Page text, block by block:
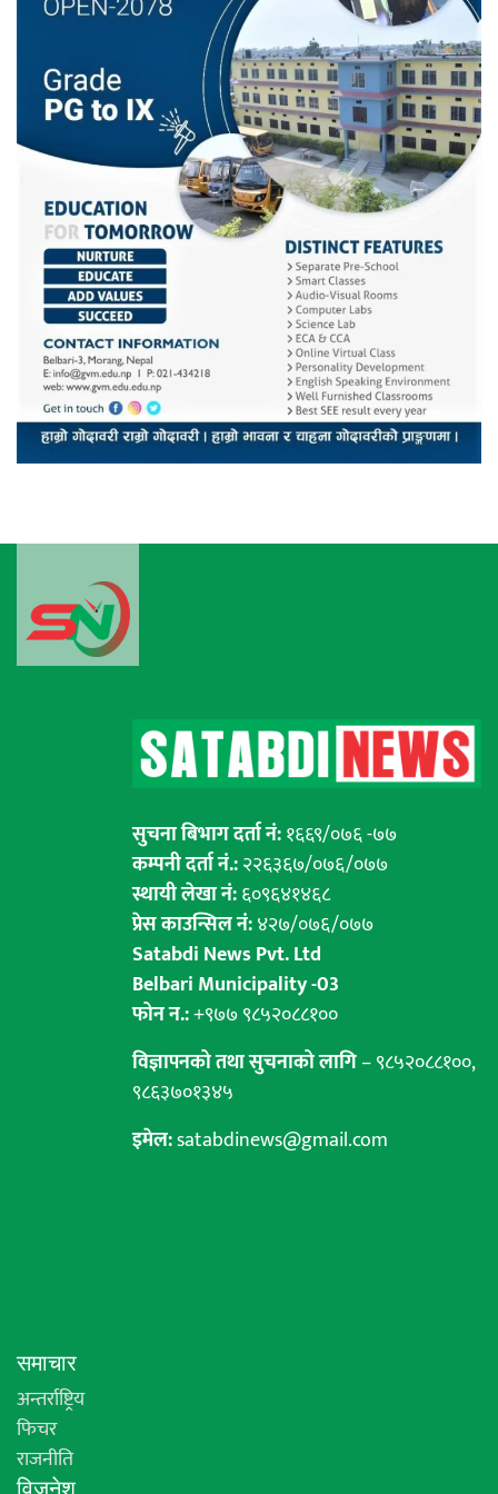
सुचना बिभाग दर्ता नं:१६६९/०७६ -७७
कम्पनी दर्ता नं.:२२६३६७/०७६/०७७
स्थायी लेखा नं:६०९६४१४६८
प्रेस काउन्सिल नं:४२७/०७६/०७७
Satabdi News Pvt. Ltd
Belbari Municipality -03
फोन न.:+९७७ ९८५२०८८१००
विज्ञापनको तथा सुचनाको लागि– ९८५२०८८१००,
९८६३७०१३४५
इमेल:satabdinews@gmail.com
समाचार
अन्तर्राष्ट्रिय
फिचर
राजनीति
विजनेश